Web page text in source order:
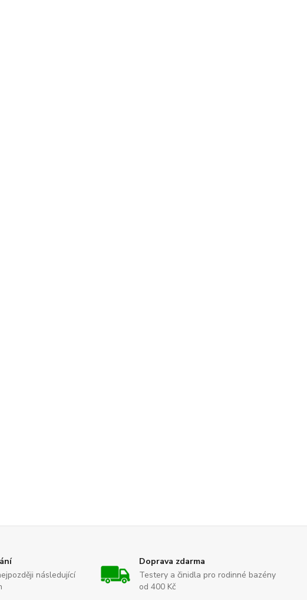
následující
Doprava zdarma
Testery a činidla pro rodinné bazény
od 400 Kč